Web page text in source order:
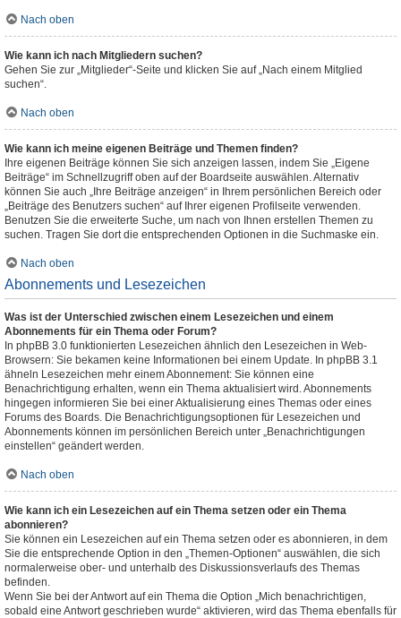
Nach oben
Wie kann ich nach Mitgliedern suchen?
Gehen Sie zur „Mitglieder“-Seite und klicken Sie auf „Nach einem Mitglied
suchen“.
Nach oben
Wie kann ich meine eigenen Beiträge und Themen finden?
Ihre eigenen Beiträge können Sie sich anzeigen lassen, indem Sie „Eigene
Beiträge“ im Schnellzugriff oben auf der Boardseite auswählen. Alternativ
können Sie auch „Ihre Beiträge anzeigen“ in Ihrem persönlichen Bereich oder
„Beiträge des Benutzers suchen“ auf Ihrer eigenen Profilseite verwenden.
Benutzen Sie die erweiterte Suche, um nach von Ihnen erstellen Themen zu
suchen. Tragen Sie dort die entsprechenden Optionen in die Suchmaske ein.
Nach oben
Abonnements und Lesezeichen
Was ist der Unterschied zwischen einem Lesezeichen und einem
Abonnements für ein Thema oder Forum?
In phpBB 3.0 funktionierten Lesezeichen ähnlich den Lesezeichen in Web-
Browsern: Sie bekamen keine Informationen bei einem Update. In phpBB 3.1
ähneln Lesezeichen mehr einem Abonnement: Sie können eine
Benachrichtigung erhalten, wenn ein Thema aktualisiert wird. Abonnements
hingegen informieren Sie bei einer Aktualisierung eines Themas oder eines
Forums des Boards. Die Benachrichtigungsoptionen für Lesezeichen und
Abonnements können im persönlichen Bereich unter „Benachrichtigungen
einstellen“ geändert werden.
Nach oben
Wie kann ich ein Lesezeichen auf ein Thema setzen oder ein Thema
abonnieren?
Sie können ein Lesezeichen auf ein Thema setzen oder es abonnieren, in dem
Sie die entsprechende Option in den „Themen-Optionen“ auswählen, die sich
normalerweise ober- und unterhalb des Diskussionsverlaufs des Themas
befinden.
Wenn Sie bei der Antwort auf ein Thema die Option „Mich benachrichtigen,
sobald eine Antwort geschrieben wurde“ aktivieren, wird das Thema ebenfalls für